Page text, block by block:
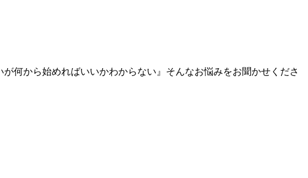
何から始めればいいかわからない』そんなお悩みをお聞かせくださ